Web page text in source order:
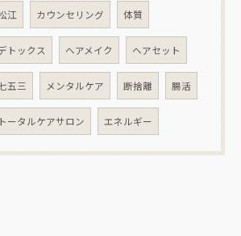
江 カウンセリング 体質
トックス ヘアメイク ヘアセット
五三 メンタルケア 断捨離 腸活
トータルケアサロン エネルギー